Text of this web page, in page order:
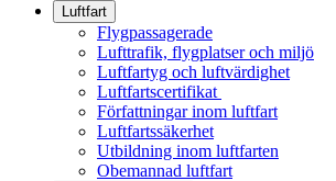
Luftfart
Flygpassagerade
Lufttrafik, flygplatser och miljö
Luftfartyg och luftvärdighet
Luftfartscertifikat
Författningar inom luftfart
Luftfartssäkerhet
Utbildning inom luftfarten
Obemannad luftfart